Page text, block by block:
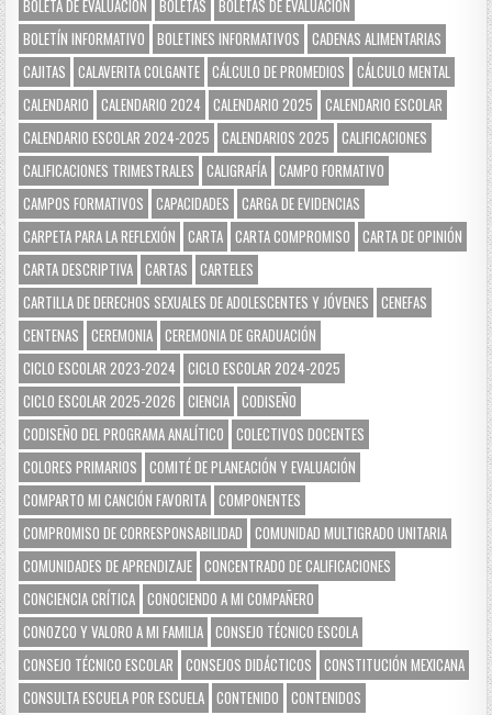
BOLETA DE EVALUACIÓN BOLETAS
BOLETAS DE EVALUACIÓN
BOLETÍN INFORMATIVO
BOLETINES INFORMATIVOS
CADENAS ALIMENTARIAS
CAJITAS
CALAVERITA COLGANTE CÁLCULO DE PROMEDIOS
CÁLCULO MENTAL
CALENDARIO
CALENDARIO 2024 CALENDARIO 2025
CALENDARIO ESCOLAR
CALENDARIO ESCOLAR 2024-2025
CALENDARIOS 2025
CALIFICACIONES
CALIFICACIONES TRIMESTRALES
CALIGRAFÍA CAMPO FORMATIVO
CAMPOS FORMATIVOS
CAPACIDADES
CARGA DE EVIDENCIAS
CARPETA PARA LA REFLEXIÓN
CARTA CARTA COMPROMISO
CARTA DE OPINIÓN
CARTA DESCRIPTIVA CARTAS
CARTELES
CARTILLA DE DERECHOS SEXUALES DE ADOLESCENTES Y JÓVENES
CENEFAS
CENTENAS
CEREMONIA CEREMONIA DE GRADUACIÓN
CICLO ESCOLAR 2023-2024
CICLO ESCOLAR 2024-2025
CICLO ESCOLAR 2025-2026
CIENCIA CODISEÑO
CODISEÑO DEL PROGRAMA ANALÍTICO
COLECTIVOS DOCENTES
COLORES PRIMARIOS
COMITÉ DE PLANEACIÓN Y EVALUACIÓN
COMPARTO MI CANCIÓN FAVORITA COMPONENTES
COMPROMISO DE CORRESPONSABILIDAD
COMUNIDAD MULTIGRADO UNITARIA
COMUNIDADES DE APRENDIZAJE CONCENTRADO DE CALIFICACIONES
CONCIENCIA CRÍTICA CONOCIENDO A MI COMPAÑERO
CONOZCO Y VALORO A MI FAMILIA CONSEJO TÉCNICO ESCOLA
CONSEJO TÉCNICO ESCOLAR
CONSEJOS DIDÁCTICOS
CONSTITUCIÓN MEXICANA
CONSULTA ESCUELA POR ESCUELA CONTENIDO
CONTENIDOS